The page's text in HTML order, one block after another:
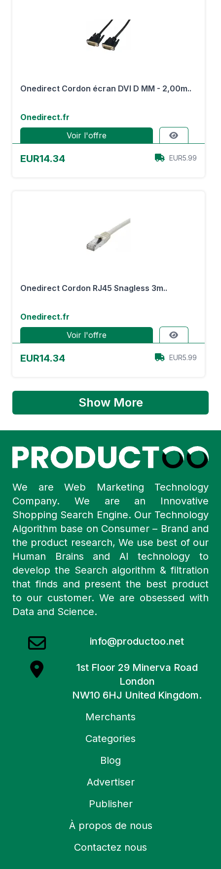
Onedirect Cordon écran DVI D MM - 2,00m..
Onedirect.fr
Voir l'offre
EUR14.34 EUR5.99
Onedirect Cordon RJ45 Snagless 3m..
Onedirect.fr
Voir l'offre
EUR14.34 EUR5.99
Show More
We are Web Marketing Technology
Company. We are an Innovative
Shopping Search Engine. Our Technology
Algorithm base on Consumer – Brand and
the product research, We use best of our
Human Brains and AI technology to
develop the Search algorithm & filtration
that finds and present the best product
to our customer. We are obsessed with
Data and Science.
info@productoo.net
1st Floor 29 Minerva Road
London
NW10 6HJ United Kingdom.
Merchants
Categories
Blog
Advertiser
Publisher
À propos de nous
Contactez nous